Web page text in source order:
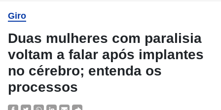
Giro
Duas mulheres com paralisia
voltam a falar após implantes
no cérebro; entenda os
processos